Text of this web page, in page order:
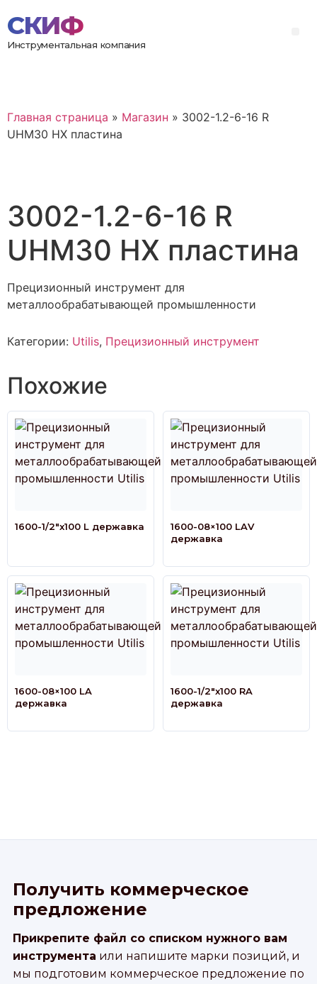
Инструментальная компания
Главная страница » Магазин » 3002-1.2-6-16 R
UHM30 HX пластина
3002-1.2-6-16 R
UHM30 HX пластина
Прецизионный инструмент для
металлообрабатывающей промышленности
Категории: Utilis, Прецизионный инструмент
Похожие
1600-1/2″x100 L державка
1600-08×100 LAV
державка
1600-08×100 LA
державка
1600-1/2″x100 RA
державка
Получить коммерческое
предложение
Прикрепите файл со списком нужного вам
инструмента или напишите марки позиций, и
мы подготовим коммерческое предложение по